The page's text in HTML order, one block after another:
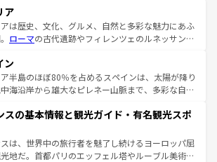
ア
は歴史、文化、グルメ、自然と多彩な魅力にあふ
ローマの古代遺跡やフィレンツェのルネッサンス
スカーナの美しい田園風景やアマルフィ海岸の絶
自然景観も見逃せない。観光の合間には、本場の
スタなど、絶品のイタリア料理を堪能することも
れるイタリアで、忘れられない旅をしてみよう！
着のイタリア情報は
ン
半島のほぼ80％を占めるスペインは、太陽が降り
海沿岸から雄大なピレネー山脈まで、多彩な自然
付くこの国では、情熱的なフラメンコ、熱気あふ
、そして美味しいタパスが生活の一部となってい
マドリードの洗練された雰囲気や、バルセロナの
溢れた街角から、地方では古代ローマ遺跡や中世
スの基本情報と観光ガイド・有名観光スポ
は、世界中の旅行者を魅了し続けるヨーロッパ屈
地だ。首都パリのエッフェル塔やルーブル美術館